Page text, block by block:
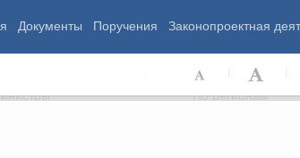
Документы Поручения Законопроектная
Советы и комиссии
По регионам